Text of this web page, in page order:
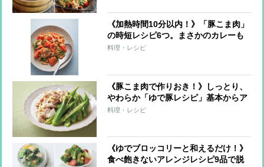
《加熱時間10分以内！》「豚こま肉」
の時短レシピ6つ。まさかのカレーも
煮込まずOK！
料理・レシピ
《豚こま肉で作りおき！》しっとり、
やわらか「ゆで豚レシピ」基本からア
レンジまで全9レシピ
料理・レシピ
《ゆでブロッコリーと和えるだけ！》
食べ飽きないアレンジレシピ9品で脱